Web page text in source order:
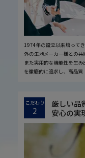
1974年の設立以来培って
外の生地メーカー様との共
また実用的な機能性を生
を徹底的に追求し、高品
こだわり
2
厳しい品
安心の実